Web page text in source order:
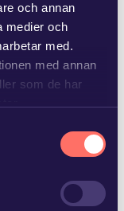
och annan
medier och
med.
med annan
som de har
vi är, hur du
till Baker Tilly
dess